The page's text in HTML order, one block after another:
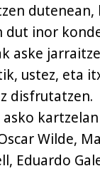
dut inor
aske
ustez, eta
disfrutatzen.
Wilde,
Eduardo